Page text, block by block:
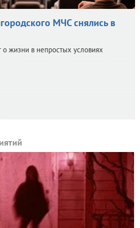
МЧС снялись в
о жизни в непростых условиях